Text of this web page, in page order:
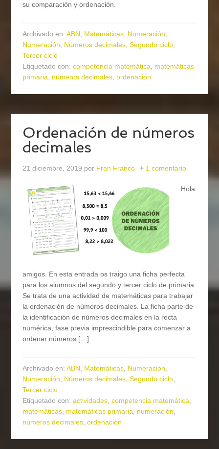
su comparación y ordenación.
Archivado en:ABN, Matemáticas, Numeración,
Numeración, Números decimales,Segundo ciclo,
Tercer ciclo
Etiquetado con:competencia matemática, matemáticas
primaria, números decimales,ordenación
Ordenación de números
decimales
21 diciembre, 2019 por Fran Franco 1 comentario
Hola
amigos. En esta entrada os traigo una ficha perfecta
para los alumnos del segundo y tercer ciclo de primaria.
Se trata de una actividad de matemáticas para trabajar
la ordenación de números decimales. La ficha parte de
la identificación de números decimales en la recta
numérica, fase previa imprescindible para comenzar a
ordenar números […]
Archivado en:ABN, Matemáticas, Numeración,
Numeración, Números decimales,Segundo ciclo,
Tercer ciclo
Etiquetado con:actividades,competencia matemática,
matemáticas, matemáticas primaria, numeración,
números decimales,ordenación